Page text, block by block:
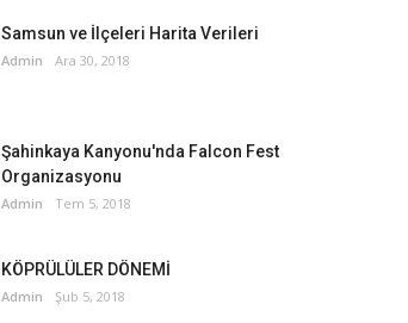
Samsun ve İlçeleri Harita Verileri
Admin Ara 30, 2018
Şahinkaya Kanyonu'nda Falcon Fest
Organizasyonu
Admin Tem 5, 2018
KÖPRÜLÜLER DÖNEMİ
Admin Şub 5, 2018